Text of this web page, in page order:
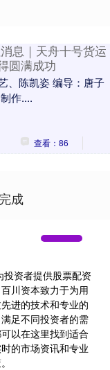
息｜天舟十号货运
圆满成功
、陈凯姿 编导：唐子
作....
查看：86
成
资者提供股票配资
川资本致力于为用
进的技术和专业的
足不同投资者的需
以在这里找到适合
的市场资讯和专业